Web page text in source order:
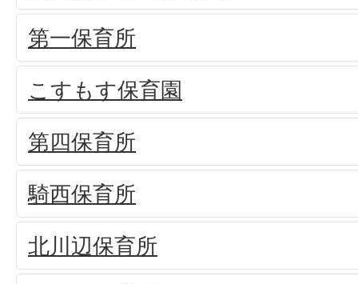
第一保育所
こすもす保育園
第四保育所
騎西保育所
北川辺保育所